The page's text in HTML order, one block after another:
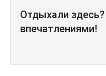
Отдыхали
впечатлениями!